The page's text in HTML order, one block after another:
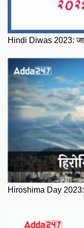
Hindi Diwas 2023:
Hiroshima Day 2023: